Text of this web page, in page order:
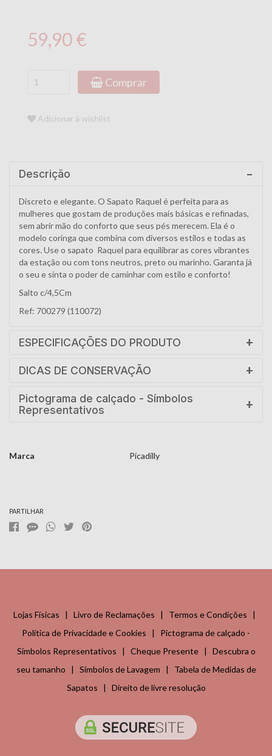
59,90 €
Comprar
Adicionar à wishlist
Descrição
Discreto e elegante. O Sapato Raquel é perfeita para as
mulheres que gostam de produções mais básicas e refinadas,
sem abrir mão do conforto que seus pés merecem. Ela é o
modelo coringa que combina com diversos estilos e todas as
cores. Use o sapato Raquel para equilibrar as cores vibrantes
da estação ou com tons neutros, preto ou marinho. Garanta já
o seu e sinta o poder de caminhar com estilo e conforto!
Salto c/4,5Cm
Ref: 700279 (110072)
ESPECIFICAÇÕES DO PRODUTO
DICAS DE CONSERVAÇÃO
Pictograma de calçado - Símbolos
Representativos
Marca
Picadilly
PARTILHAR
Lojas Físicas | Livro de Reclamações | Termos e Condições |
Política de Privacidade e Cookies | Pictograma de calçado -
Símbolos Representativos | Cheque Presente| Descubra o
seu tamanho | Símbolos de Lavagem | Tabela de Medidas de
Sapatos | Direito de livre resolução